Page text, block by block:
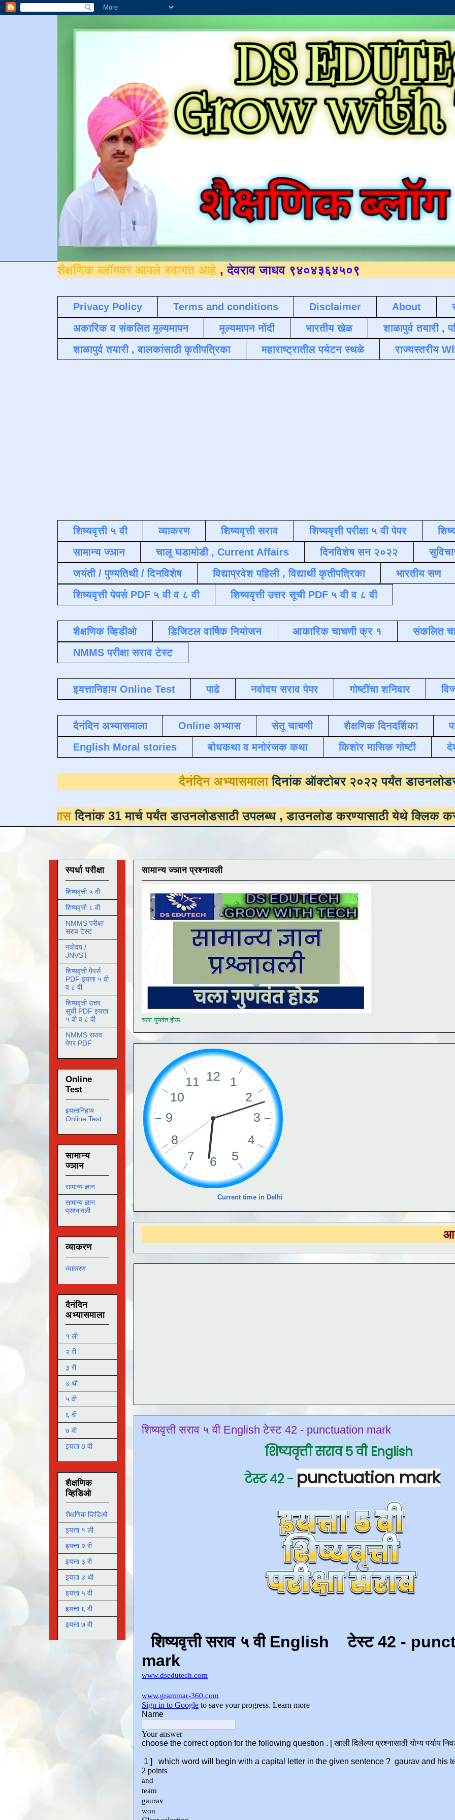
शैक्षणिक ब्लॉगवर आपले स्वागत आहे,देवराव जाधव ९४०४३६४५०९ .
Privacy Policy Terms and conditions Disclaimer About
अकारिक व संकलित मूल्यमापन
मूल्यमापन नोंदी भारतीय खेळ
शाळापुर्व तयारी ,
शाळापुर्व तयारी , बालकांसाठी कृतीपत्रिका
महाराष्ट्रातील पर्यटन स्थळे राज्यस्तरीय
शिष्यवृत्ती ५ वी व्याकरण शिष्यवृत्ती सराव शिष्यवृत्ती परीक्षा ५ वी पेपर
सामान्य ज्ञान
चालू घडामोडी , Current Affairs दिनविशेष सन २०२२
जयंती / पुण्यतिथी / दिनविशेष
विद्याप्रवेश पहिली , विद्यार्थी कृतीपत्रिका भारतीय सण
शिष्यवृत्ती पेपर्स PDF ५ वी व ८ वी
शिष्यवृत्ती उत्तर सूची PDF ५ वी व ८ वी
शैक्षणिक व्हिडीओ डिजिटल वार्षिक नियोजन आकारिक चाचणी क्र १
संकलित
NMMS परीक्षा सराव टेस्ट
इयत्तानिहाय Online Test पाढे नवोदय सराव पेपर गोष्टींचा शनिवार
दैनंदिन अभ्यासमाला Online अभ्यास सेतू चाचणी शैक्षणिक दिनदर्शिका
English Moral stories
बोधकथा व मनोरंजक कथा किशोर मासिक गोष्टी
दैनंदिन अभ्यासमालादिनांक ऑक्टोबर २०२२
दिनांक 31 मार्च पर्यंत डाउनलोडसाठी उपलब्ध ,डाउनलोड करण्यासाठी येथे क्लिक करा.
सामान्य ज्ञान प्रश्नावली
चला गुणवंत होऊ
Current time in Delhi
DS
शिष्यवृत्ती सराव ५ वी English टेस्ट 42 - punctuation mark
शिष्यवृत्ती सराव ५ वी English
टेस्ट 42 - punctuation mark
स्पर्धा परीक्षा
शिष्यवृत्ती ५ वी
शिष्यवृत्ती ८ वी
NMMS परीक्षा
सराव टेस्ट
नवोदय /
JNVST
शिष्यवृत्ती पेपर्स
PDF इयत्ता ५ वी
व ८ वी
शिष्यवृत्ती उत्तर
सूची PDF इयत्ता
५ वी व ८ वी
NMMS सराव
पेपर PDF
Online
Test
इयत्तानिहाय
Online Test
सामान्य
ज्ञान
सामान्य ज्ञान
सामान्य ज्ञान
प्रश्नावली
व्याकरण
व्याकरण
दैनंदिन
अभ्यासमाला
१ ली
२ री
३ री
४ थी
५ वी
६ वी
७ वी
इयत्ता 8 वी
शैक्षणिक
व्हिडिओ
शैक्षणिक व्हिडिओ
इयत्ता १ ली
इयत्ता २ री
इयत्ता ३ री
इयत्ता ४ थी
इयत्ता ५ वी
इयत्ता ६ वी
इयत्ता ७ वी